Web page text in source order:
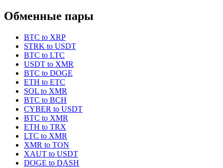
Обменные пары
BTC to XRP
STRK to USDT
BTC to LTC
USDT to XMR
BTC to DOGE
ETH to ETC
SOL to XMR
BTC to BCH
CYBER to USDT
BTC to XMR
ETH to TRX
LTC to XMR
XMR to TON
XAUT to USDT
DOGE to DASH